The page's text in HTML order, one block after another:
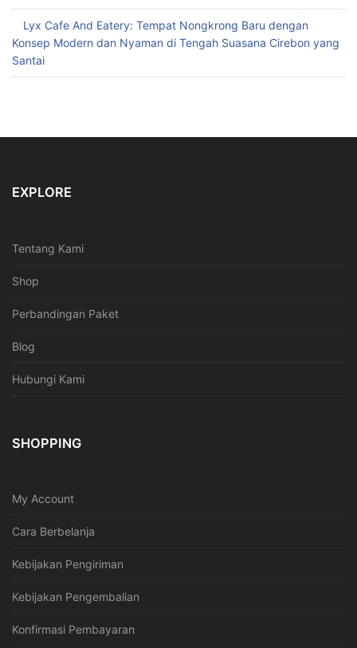
Lyx Cafe And Eatery: Tempat Nongkrong Baru dengan
Konsep Modern dan Nyaman di Tengah Suasana Cirebon yang
Santai
EXPLORE
Tentang Kami
Shop
Perbandingan Paket
Blog
Hubungi Kami
SHOPPING
My Account
Cara Berbelanja
Kebijakan Pengiriman
Kebijakan Pengembalian
Konfirmasi Pembayaran